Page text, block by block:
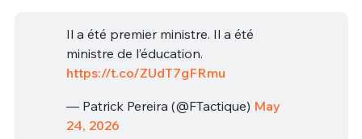
Il a été premier ministre. Il a été
ministre de l’éducation.
https://t.co/ZUdT7gFRmu
— Patrick Pereira (@FTactique) May
24, 2026